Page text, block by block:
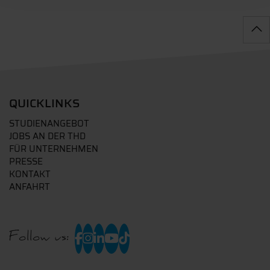
QUICKLINKS
STUDIENANGEBOT
JOBS AN DER THD
FÜR UNTERNEHMEN
PRESSE
KONTAKT
ANFAHRT
Follow us: